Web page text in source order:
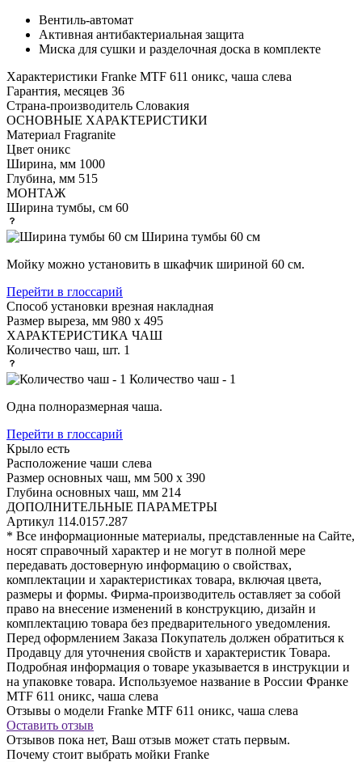
Вентиль-автомат
Активная антибактериальная защита
Миска для сушки и разделочная доска в комплекте
Характеристики Franke MTF 611 оникс, чаша слева
Гарантия, месяцев 36
Страна-производитель Словакия
ОСНОВНЫЕ ХАРАКТЕРИСТИКИ
Материал Fragranite
Цвет оникс
Ширина, мм 1000
Глубина, мм 515
МОНТАЖ
Ширина тумбы, см 60
Ширина тумбы 60 см
Мойку можно установить в шкафчик шириной 60 см.
Перейти в глоссарий
Способ установки врезная накладная
Размер выреза, мм 980 х 495
ХАРАКТЕРИСТИКА ЧАШ
Количество чаш, шт. 1
Количество чаш - 1
Одна полноразмерная чаша.
Перейти в глоссарий
Крыло есть
Расположение чаши слева
Размер основных чаш, мм 500 х 390
Глубина основных чаш, мм 214
ДОПОЛНИТЕЛЬНЫЕ ПАРАМЕТРЫ
Артикул 114.0157.287
* Все информационные материалы, представленные на Сайте,
носят справочный характер и не могут в полной мере
передавать достоверную информацию о свойствах,
комплектации и характеристиках товара, включая цвета,
размеры и формы. Фирма-производитель оставляет за собой
право на внесение изменений в конструкцию, дизайн и
комплектацию товара без предварительного уведомления.
Перед оформлением Заказа Покупатель должен обратиться к
Продавцу для уточнения свойств и характеристик Товара.
Подробная информация о товаре указывается в инструкции и
на упаковке товара. Используемое название в России Франке
MTF 611 оникс, чаша слева
Отзывы о модели Franke MTF 611 оникс, чаша слева
Оставить отзыв
Отзывов пока нет, Ваш отзыв может стать первым.
Почему стоит выбрать мойки Franke